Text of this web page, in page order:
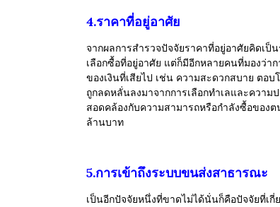
4.ราคาที่อยู่อาศัย
จากผลการสำรวจปัจจัยราคาที่อยู่อาศัยคิดเป็น
เลือกซื้อที่อยู่อาศัย แต่ก็มีอีกหลายคนที่มองว่า
ของเงินที่เสียไป เช่น ความสะดวกสบาย ตอ
ถูกลดหลั่นลงมาจากการเลือกทำเลและควา
สอดคล้องกับความสามารถหรือกำลังซื้อของ
ล้านบาท
5.การเข้าถึงระบบขนส่งสาธารณะ
เป็นอีกปัจจัยหนึ่งที่ขาดไม่ได้นั่นก็คือปัจจัยที่เ